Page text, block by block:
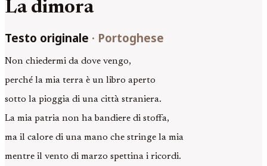
La dimora
Testo originale · Portoghese
Non chiedermi da dove vengo,
perché la mia terra è un libro aperto
sotto la pioggia di una città straniera.
La mia patria non ha bandiere di stoffa,
ma il calore di una mano che stringe la mia
mentre il vento di marzo spettina i ricordi.